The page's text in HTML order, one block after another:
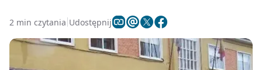
2 min czytania Udostępnij